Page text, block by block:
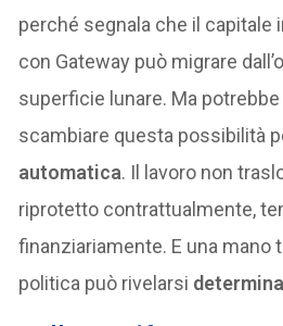
perché segnala che il
con Gateway può migrare
superficie lunare. Ma
scambiare questa possibilità
automatica. Il lavoro non
riprotetto contrattualmente,
finanziariamente. E una mano
politica può rivelarsi